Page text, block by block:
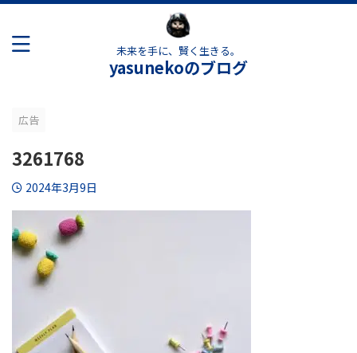
未来を手に、賢く生きる。
yasunekoのブログ
広告
3261768
2024年3月9日